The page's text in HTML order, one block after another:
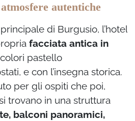
autentiche
di Burgusio, l’hotel
facciata antica in
pastello
e con l’insegna storica.
per gli ospiti che poi,
trovano in una struttura
balconi panoramici,